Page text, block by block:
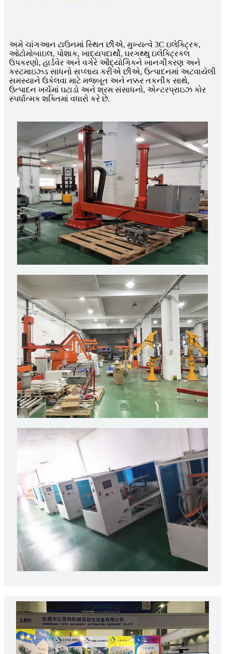
અમે ચાંગઆન ટાઉનમાં સ્થિત છીએ, મુખ્યત્વે 3C ઇલેક્ટ્રિક,
ઓટોમોબાઇલ, પોશાક, ખાદ્યપદાર્થો, ઘરગથ્થુ ઇલેક્ટ્રિકલ
ઉપકરણો, હાર્ડવેર અને વગેરે ઔદ્યોગિકને ખાનગીકરણ અને
કસ્ટમાઇઝ્ડ સાધનો સપ્લાય કરીએ છીએ, ઉત્પાદનમાં અટવાયેલી
સમસ્યાને ઉકેલવા માટે મજબૂત અને નક્કર તકનીક સાથે,
ઉત્પાદન ખર્ચમાં ઘટાડો અને શ્રમ સંસાધનો, એન્ટરપ્રાઇઝ કોર
સ્પર્ધાત્મક શક્તિમાં વધારો કરે છે.